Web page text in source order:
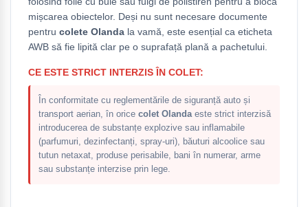
mișcarea obiectelor. Deși nu sunt necesare documente
pentru colete Olanda la vamă, este esențial ca eticheta
AWB să fie lipită clar pe o suprafață plană a pachetului.
CE ESTE STRICT INTERZIS ÎN COLET:
În conformitate cu reglementările de siguranță auto și
transport aerian, în orice colet Olandaeste strict interzisă
introducerea de substanțe explozive sau inflamabile
(parfumuri, dezinfectanți, spray-uri), băuturi alcoolice sau
tutun netaxat, produse perisabile, bani în numerar, arme
sau substanțe interzise prin lege.